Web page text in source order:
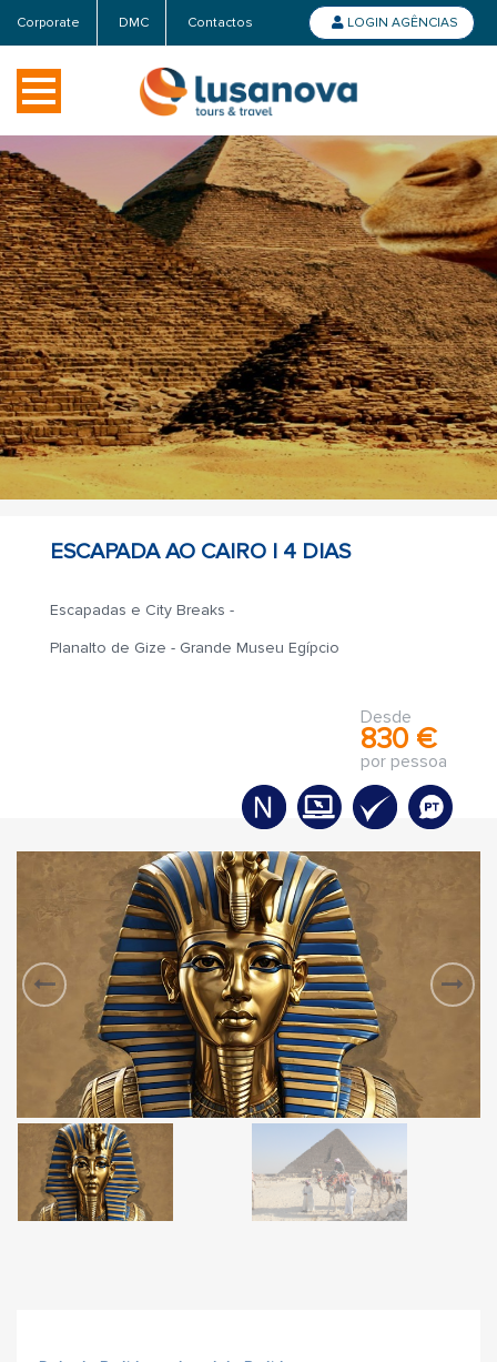
Corporate DMC Contactos LOGIN AGÊNCIAS
ESCAPADA AO CAIRO | 4 DIAS
Escapadas e City Breaks -
Planalto de Gize - Grande Museu Egípcio
Desde
830 €
por pessoa